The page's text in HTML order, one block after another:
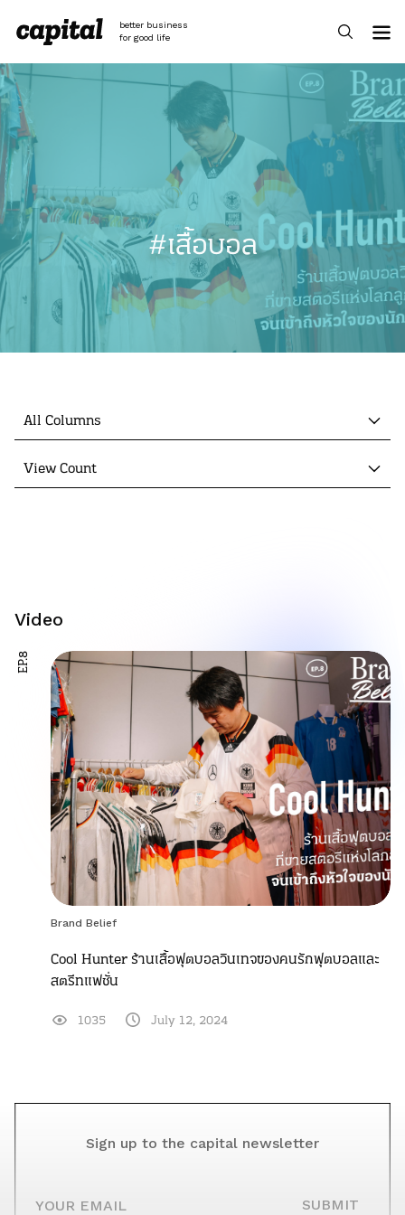
content
better business
for good life
#เสื้อบอล
All Columns
View Count
Video
Brand Belief
Cool Hunter ร้านเสื้อฟุตบอลวินเทจของคนรักฟุตบอลและ
สตรีทแฟชั่น
EP.8
1035 July 12, 2024
Sign up to the capital newsletter
SUBMIT